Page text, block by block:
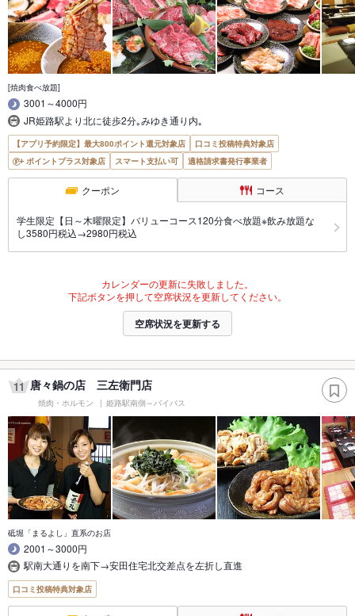
[焼肉食べ放題]
3001～4000円
JR姫路駅より北に徒歩2分｡みゆき通り内｡
【アプリ予約限定】最大800ポイント還元対象店
口コミ投稿特典対象店
ポイントプラス対象店
スマート支払い可 適格請求書発行事業者
クーポン コース
学生限定【日～木曜限定】バリューコース120分食べ放題※飲み放題な
し3580円税込→2980円税込
カレンダーの更新に失敗しました。
下記ボタンを押して空席状況を更新してください。
空席状況を更新する
11 唐々鍋の店 三左衛門店
焼肉・ホルモン 姫路駅南側～バイパス
砥堀「まるよし」直系のお店
2001～3000円
駅南大通りを南下→安田住宅北交差点を左折し直進
口コミ投稿特典対象店